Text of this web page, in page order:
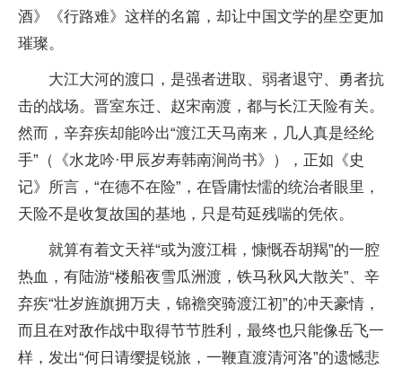
酒》《行路难》这样的名篇，却让中国文学的星空更加
璀璨。
大江大河的渡口，是强者进取、弱者退守、勇者抗
击的战场。晋室东迁、赵宋南渡，都与长江天险有关。
然而，辛弃疾却能吟出“渡江天马南来，几人真是经纶
手”（《水龙吟·甲辰岁寿韩南涧尚书》），正如《史
记》所言，“在德不在险”，在昏庸怯懦的统治者眼里，
天险不是收复故国的基地，只是苟延残喘的凭依。
就算有着文天祥“或为渡江楫，慷慨吞胡羯”的一腔
热血，有陆游“楼船夜雪瓜洲渡，铁马秋风大散关”、辛
弃疾“壮岁旌旗拥万夫，锦襜突骑渡江初”的冲天豪情，
而且在对敌作战中取得节节胜利，最终也只能像岳飞一
样，发出“何日请缨提锐旅，一鞭直渡清河洛”的遗憾悲